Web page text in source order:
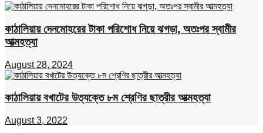
কাঠালিয়ায় দেনমোহরের টাকা পরিশোধ নিয়ে ঝগড়া, অতঃপর স্বামীর
আত্মহত্যা
August 28, 2024
কাঠালিয়ায় বখাটের উত্যক্তে ৮ম শ্রেণির ছাত্রীর আত্মহত্যা
August 3, 2022